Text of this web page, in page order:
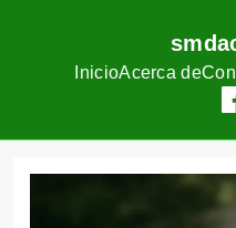
InicioAcerca de